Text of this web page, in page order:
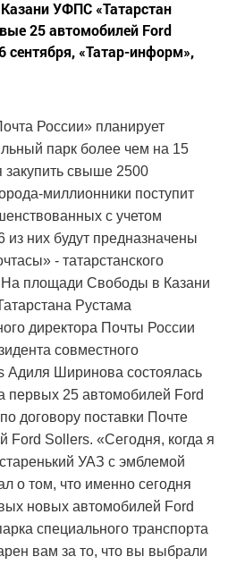
УФПС «Татарстан
25 автомобилей Ford
сентября, «Татар-информ»,
России» планирует
парк более чем на 15
закупить свыше 2500
миллионники поступит
с учетом
из них будут предназначены
- татарстанского
площади Свободы в Казани
Рустама
директора Почты России
совместного
Адиля Ширинова состоялась
первых 25 автомобилей Ford
договору поставки Почте
Ford Sollers. «Сегодня, когда я
УАЗ с эмблемой
о том, что именно сегодня
новых автомобилей Ford
специального транспорта
вам за то, что вы выбрали